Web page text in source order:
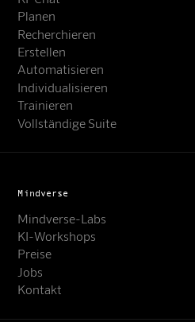
Planen
Recherchieren
Erstellen
Automatisieren
Individualisieren
Trainieren
Vollständige Suite
Mindverse
Mindverse-Labs
KI-Workshops
Preise
Jobs
Kontakt